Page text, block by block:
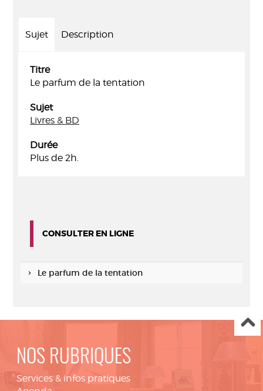
Sujet Description
Titre
Le parfum de la tentation
Sujet
Livres & BD
Durée
Plus de 2h.
CONSULTER EN LIGNE
Le parfum de la tentation
NOS RUBRIQUES
Services & infos pratiques